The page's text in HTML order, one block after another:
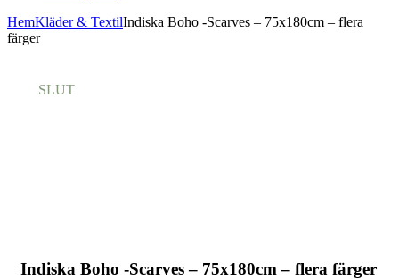
HemKläder & TextilIndiska Boho -Scarves – 75x180cm – flera
färger
SLUT
Indiska Boho -Scarves – 75x180cm – flera färger